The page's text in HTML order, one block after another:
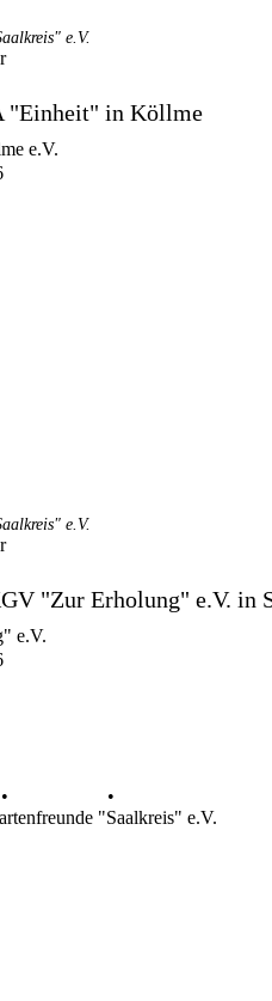
e.V.
"Einheit" in Köllme
e.V.
e.V.
"Zur Erholung" e.V. in
e.V.
•
•
"Saalkreis" e.V.